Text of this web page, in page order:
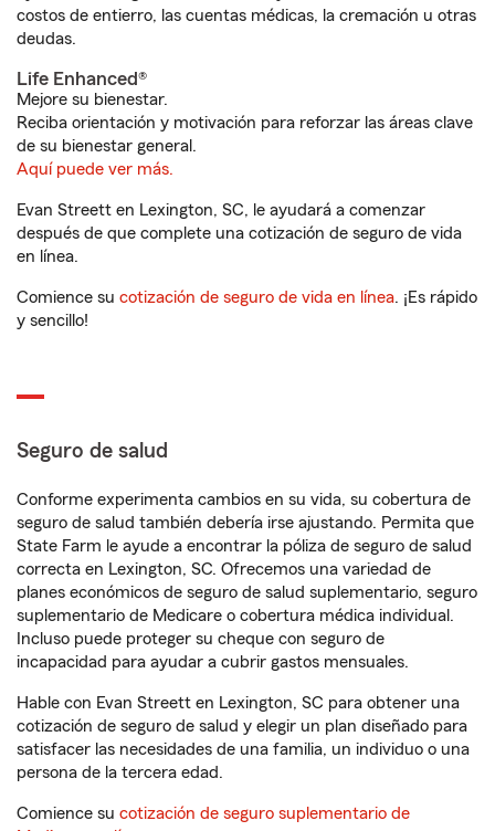
costos de entierro, las cuentas médicas, la cremación u otras
deudas.
Life Enhanced®
Mejore su bienestar.
Reciba orientación y motivación para reforzar las áreas clave
de su bienestar general.
Aquí puede ver más.
Evan Streett en Lexington, SC, le ayudará a comenzar
después de que complete una cotización de seguro de vida
en línea.
Comience su cotización de seguro de vida en línea. ¡Es rápido
y sencillo!
Seguro de salud
Conforme experimenta cambios en su vida, su cobertura de
seguro de salud también debería irse ajustando. Permita que
State Farm le ayude a encontrar la póliza de seguro de salud
correcta en Lexington, SC. Ofrecemos una variedad de
planes económicos de seguro de salud suplementario, seguro
suplementario de Medicare o cobertura médica individual.
Incluso puede proteger su cheque con seguro de
incapacidad para ayudar a cubrir gastos mensuales.
Hable con Evan Streett en Lexington, SC para obtener una
cotización de seguro de salud y elegir un plan diseñado para
satisfacer las necesidades de una familia, un individuo o una
persona de la tercera edad.
Comience su cotización de seguro suplementario de